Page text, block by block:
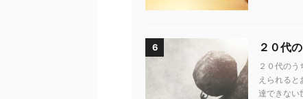
6 ２０代
２０代の
えられる
達できない